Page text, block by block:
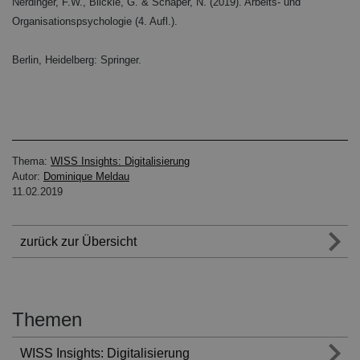
Organisationspsychologie (4. Aufl.).
Berlin, Heidelberg: Springer.
Thema: WISS Insights: Digitalisierung
Autor: Dominique Meldau
11.02.2019
zurück zur Übersicht
Themen
WISS Insights: Digitalisierung